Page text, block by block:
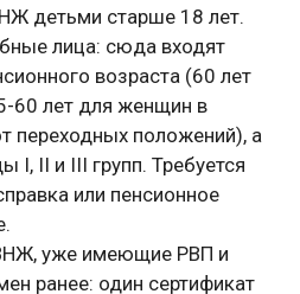
детьми старше 18 лет.
лица: сюда входят
возраста (60 лет
60 лет для женщин в
переходных положений), а
I, II и III групп. Требуется
или пенсионное
уже имеющие РВП и
ранее: один сертификат